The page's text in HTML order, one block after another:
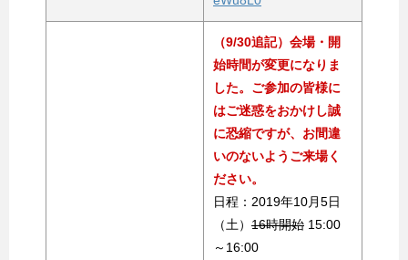
（9/30追記）会場・開
始時間が変更になりま
した。ご参加の皆様に
はご迷惑をおかけし誠
に恐縮ですが、お間違
いのないようご来場く
ださい。
日程：2019年10月5日
（土） 16時開始 15:00
～16:00